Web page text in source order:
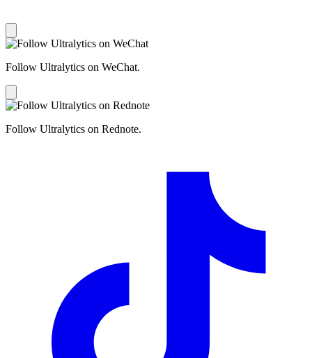
Follow Ultralytics on WeChat.
Follow Ultralytics on Rednote.